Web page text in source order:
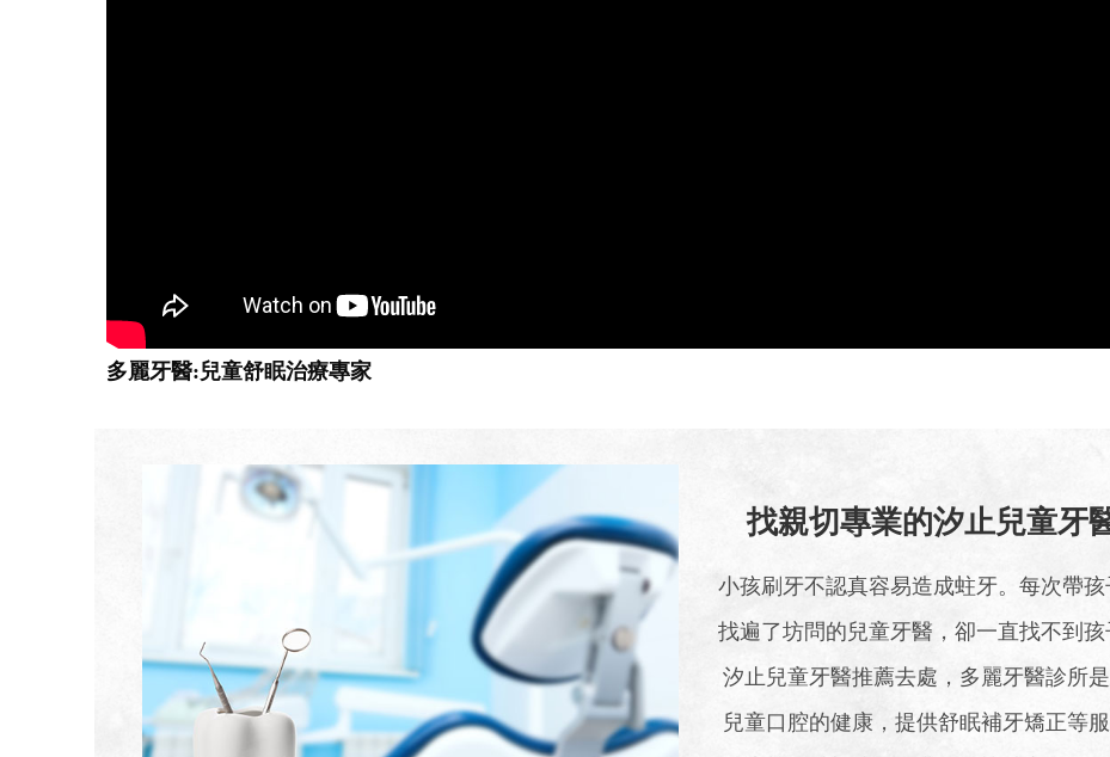
多麗牙醫:兒童舒眠治療專家
找親切專業的汐止兒童牙
小孩刷牙不認真容易造成蛀牙。每次帶
找遍了坊問的兒童牙醫，卻一直找不到
汐止兒童牙醫推薦去處，多麗牙醫診所
兒童口腔的健康，提供舒眠補牙矯正等